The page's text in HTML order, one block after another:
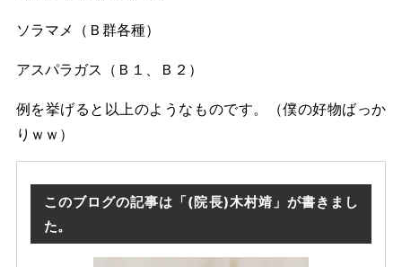
ソラマメ（Ｂ群各種）
アスパラガス（Ｂ１、Ｂ２）
例を挙げると以上のようなものです。（僕の好物ばっか
りｗｗ）
このブログの記事は「(院長)木村靖」が書きまし
た。